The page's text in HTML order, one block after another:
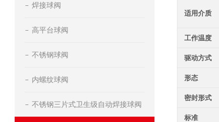
适用介质
工作温度
驱动方式
形态
密封形式
标准
焊接球阀
高平台球阀
不锈钢球阀
内螺纹球阀
不锈钢三片式卫生级自动焊接球阀